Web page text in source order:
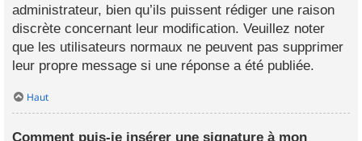
administrateur, bien qu’ils puissent rédiger une raison
discrète concernant leur modification. Veuillez noter
que les utilisateurs normaux ne peuvent pas supprimer
leur propre message si une réponse a été publiée.
Haut
Comment puis-je insérer une signature à mon